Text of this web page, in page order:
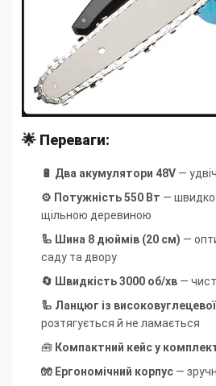
🌟 Переваги:
🔋 Два акумулятори 48V —
⚙ Потужність 550 Вт — швидко
щільною деревиною
🦾 Шина 8 дюймів (20 см) —
саду та двору
🔄 Швидкість 3000 об/хв —
🦾 Ланцюг із високовуглецевої
розтягується й не ламається
🧰 Компактний кейс у
🧤 Ергономічний корпус —